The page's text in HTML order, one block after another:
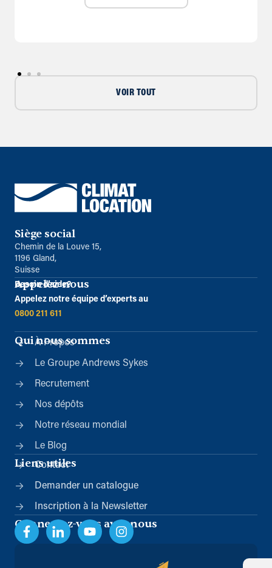
VOIR TOUT
Siège social
Chemin de la Louve 15,
1196 Gland,
Suisse
Appelez-nous
Besoin d’aide?
Appelez notre équipe d’experts au
0800 211 611
Qui nous sommes
À Propos
Le Groupe Andrews Sykes
Recrutement
Nos dépôts
Notre réseau mondial
Le Blog
Liens utiles
Contact
Demander un catalogue
Inscription à la Newsletter
Connectez-vous avec nous